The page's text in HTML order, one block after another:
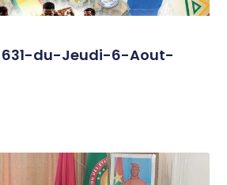
du-Jeudi-6-Aout-